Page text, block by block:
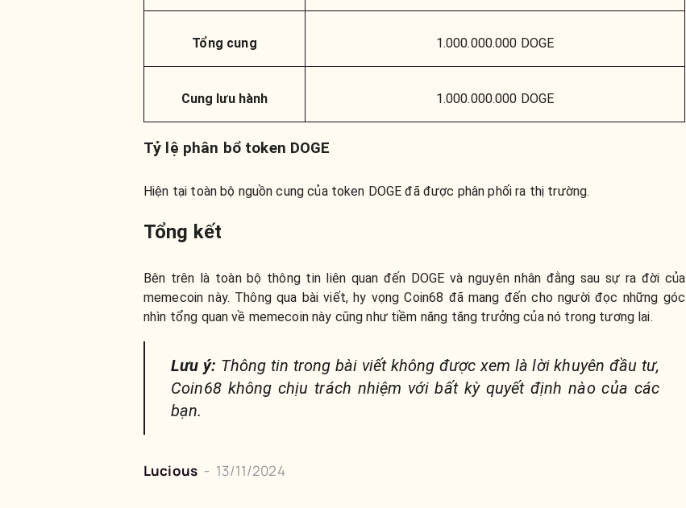
Tổng cung 1.000.000.000 DOGE
Cung lưu hành 1.000.000.000 DOGE
Tỷ lệ phân bổ token DOGE
Hiện tại toàn bộ nguồn cung của token DOGE đã được phân phối ra thị trường.
Tổng kết
Bên trên là toàn bộ thông tin liên quan đến DOGE và nguyên nhân đằng sau sự ra đời của
memecoin này. Thông qua bài viết, hy vọng Coin68 đã mang đến cho người đọc những góc
nhìn tổng quan về memecoin này cũng như tiềm năng tăng trưởng của nó trong tương lai.
Lưu ý: Thông tin trong bài viết không được xem là lời khuyên đầu tư,
Coin68 không chịu trách nhiệm với bất kỳ quyết định nào của các
bạn.
Lucious - 13/11/2024